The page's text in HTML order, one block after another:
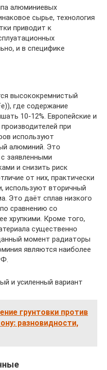
алюминиевых
сырье, технология
приводит к
и в специфике
высококремнистый
где содержание
10-12%. Европейские и
при
используют
алюминий. Это
заявленными
и снизить риск
от них, практически
используют вторичный
Это даёт сплав низкого
сравнению со
хрупкими. Кроме того,
существенно
момент радиаторы
являются наиболее
и усиленный вариант
грунтовки против
разновидности,